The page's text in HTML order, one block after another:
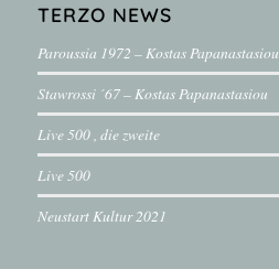
TERZO NEWS
Paroussia 1972 – Kostas Papanastasiou
Stawrossi ´67 – Kostas Papanastasiou
Live 500 , die zweite
Live 500
Neustart Kultur 2021